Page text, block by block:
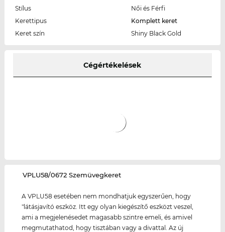
Stílus
Női és Férfi
Kerettipus
Komplett keret
Keret szín
Shiny Black Gold
Cégértékelések
‌VPLU58/0672 Szemüvegkeret
A VPLU58 esetében nem mondhatjuk egyszerűen, hogy
"látásjavító eszköz. Itt egy olyan kiegészítő eszközt veszel,
ami a megjelenésedet magasabb szintre emeli, és amivel
megmutathatod, hogy tisztában vagy a divattal. Az új